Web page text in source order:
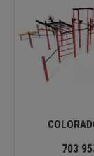
703